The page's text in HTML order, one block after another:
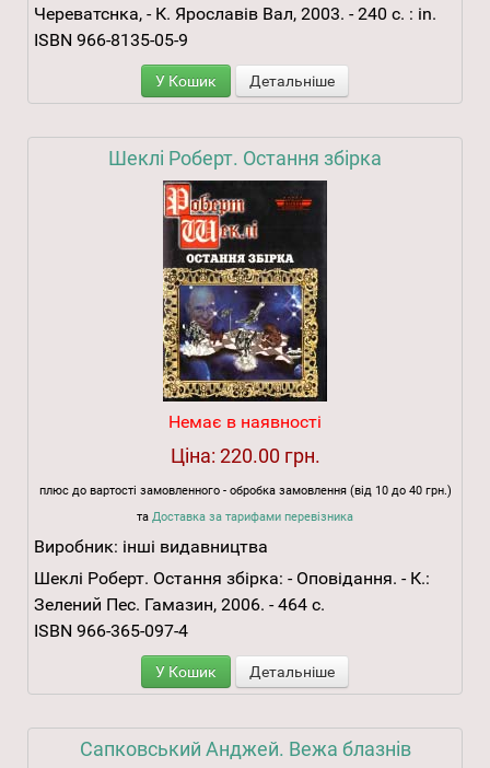
Череватснка, - К. Ярославів Вал, 2003. - 240 с. : in.
ISBN 966-8135-05-9
У Кошик Детальніше
Шеклі Роберт. Остання збірка
Немає в наявності
Ціна: 220.00 грн.
плюс до вартості замовленного - обробка замовлення (від 10 до 40 грн.)
та Доставка за тарифами перевізника
Виробник: інші видавництва
Шеклі Роберт. Остання збірка: - Оповідання. - К.:
Зелений Пес. Гамазин, 2006. - 464 с.
ISBN 966-365-097-4
У Кошик Детальніше
Сапковський Анджей. Вежа блазнів